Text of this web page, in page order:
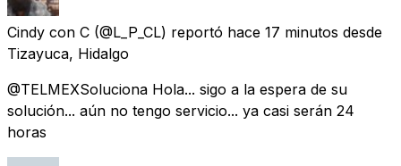
Cindy con C (@L_P_CL) reportó hace 17 minutos desde
Tizayuca, Hidalgo
@TELMEXSoluciona Hola... sigo a la espera de su
solución... aún no tengo servicio... ya casi serán 24
horas